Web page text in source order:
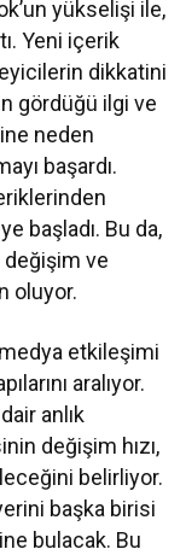
yükselişi ile,
Yeni içerik
dikkatini
gördüğü ilgi ve
neden
başardı.
başladı. Bu da,
değişim ve
oluyor.
etkileşimi
aralıyor.
anlık
değişim hızı,
belirliyor.
başka birisi
bulacak. Bu